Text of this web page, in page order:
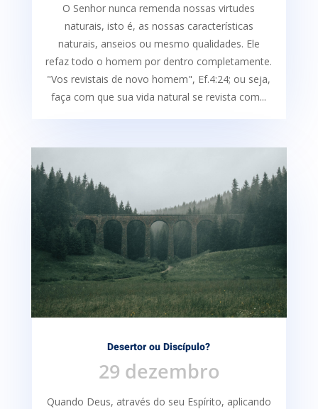
O Senhor nunca remenda nossas virtudes
naturais, isto é, as nossas características
naturais, anseios ou mesmo qualidades. Ele
refaz todo o homem por dentro completamente.
"Vos revistais de novo homem", Ef.4:24; ou seja,
faça com que sua vida natural se revista com...
Desertor ou Discípulo?
29 dezembro
Quando Deus, através do seu Espírito, aplicando